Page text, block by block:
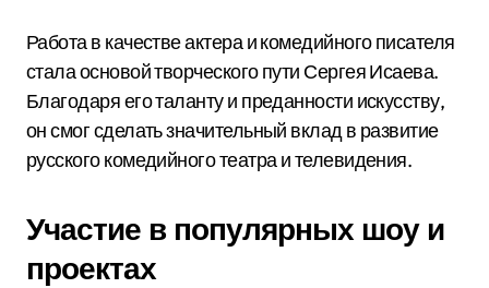
Работа в качестве актера и комедийного писателя
стала основой творческого пути Сергея Исаева.
Благодаря его таланту и преданности искусству,
он смог сделать значительный вклад в развитие
русского комедийного театра и телевидения.
Участие в популярных шоу и
проектах